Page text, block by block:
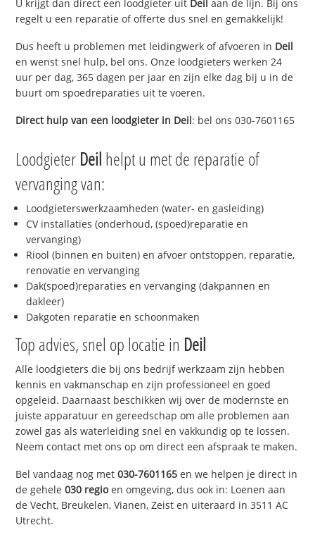
U krijgt dan direct een loodgieter uit Deil aan de lijn. Bij ons
regelt u een reparatie of offerte dus snel en gemakkelijk!
Dus heeft u problemen met leidingwerk of afvoeren in Deil
en wenst snel hulp, bel ons. Onze loodgieters werken 24
uur per dag, 365 dagen per jaar en zijn elke dag bij u in de
buurt om spoedreparaties uit te voeren.
Direct hulp van een loodgieter in Deil: bel ons 030-7601165
Loodgieter Deil helpt u met de reparatie of
vervanging van:
Loodgieterswerkzaamheden (water- en gasleiding)
CV installaties (onderhoud, (spoed)reparatie en
vervanging)
Riool (binnen en buiten) en afvoer ontstoppen, reparatie,
renovatie en vervanging
Dak(spoed)reparaties en vervanging (dakpannen en
dakleer)
Dakgoten reparatie en schoonmaken
Top advies, snel op locatie in Deil
Alle loodgieters die bij ons bedrijf werkzaam zijn hebben
kennis en vakmanschap en zijn professioneel en goed
opgeleid. Daarnaast beschikken wij over de modernste en
juiste apparatuur en gereedschap om alle problemen aan
zowel gas als waterleiding snel en vakkundig op te lossen.
Neem contact met ons op om direct een afspraak te maken.
Bel vandaag nog met030-7601165 en we helpen je direct in
de gehele030 regioen omgeving, dus ook in: Loenen aan
de Vecht, Breukelen, Vianen, Zeist en uiteraard in 3511 AC
Utrecht.